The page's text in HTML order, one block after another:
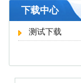
下载中心
测试下载